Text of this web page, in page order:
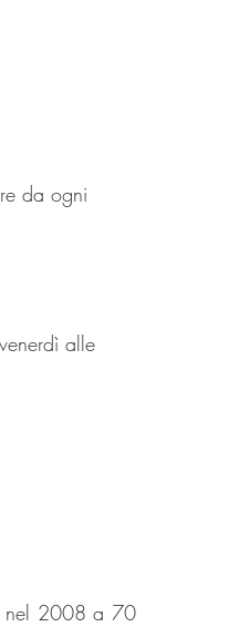
da ogni
alle
nel 2008 a 70